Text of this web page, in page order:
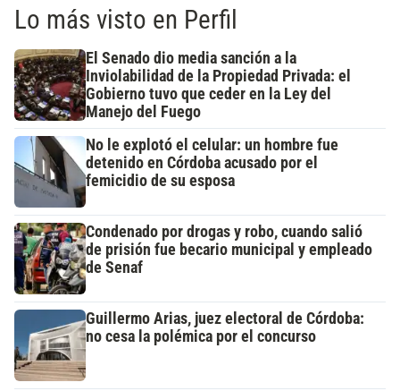
Lo más visto en Perfil
El Senado dio media sanción a la
Inviolabilidad de la Propiedad Privada: el
Gobierno tuvo que ceder en la Ley del
Manejo del Fuego
No le explotó el celular: un hombre fue
detenido en Córdoba acusado por el
femicidio de su esposa
Condenado por drogas y robo, cuando salió
de prisión fue becario municipal y empleado
de Senaf
Guillermo Arias, juez electoral de Córdoba:
no cesa la polémica por el concurso